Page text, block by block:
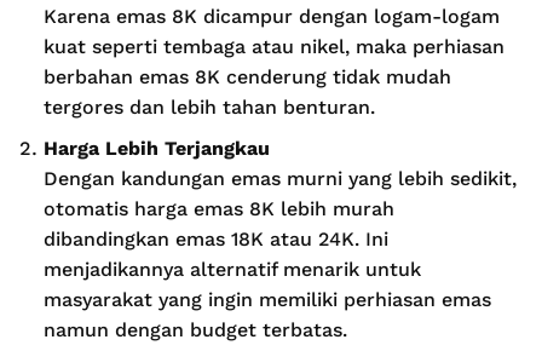
Karena emas 8K dicampur dengan logam-logam
kuat seperti tembaga atau nikel, maka perhiasan
berbahan emas 8K cenderung tidak mudah
tergores dan lebih tahan benturan.
Harga Lebih Terjangkau
Dengan kandungan emas murni yang lebih sedikit,
otomatis harga emas 8K lebih murah
dibandingkan emas 18K atau 24K. Ini
menjadikannya alternatif menarik untuk
masyarakat yang ingin memiliki perhiasan emas
namun dengan budget terbatas.